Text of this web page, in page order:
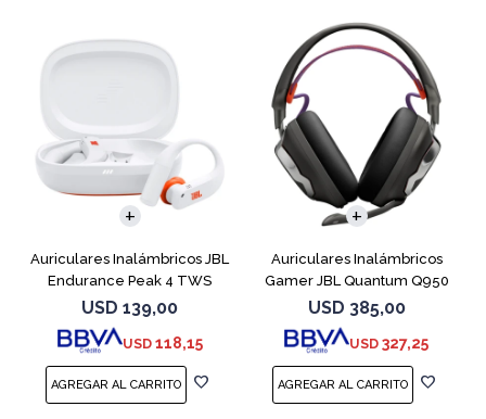
Auriculares Inalámbricos JBL
Endurance Peak 4 TWS
Blanco
USD 139,00
USD 118,15
Auriculares Inalámbricos
Gamer JBL Quantum Q950
Negro
USD 385,00
USD 327,25